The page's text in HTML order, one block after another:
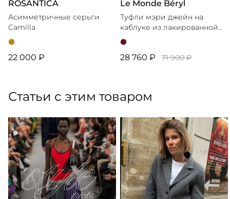
ROSANTICA
Асимметричные серьги
Camilla
22 000 ₽
Le Monde Béryl
Туфли мэри джейн на
каблуке из лакированной
кожи
28 760 ₽ 71 900 ₽
Статьи с этим товаром